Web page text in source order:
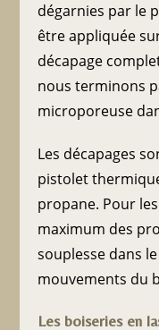
dégarnies par le
être appliquée
décapage
nous terminons
microporeuse
Les décapages
pistolet
propane. Pour
maximum des
souplesse dans
mouvements du
Les boiseries en